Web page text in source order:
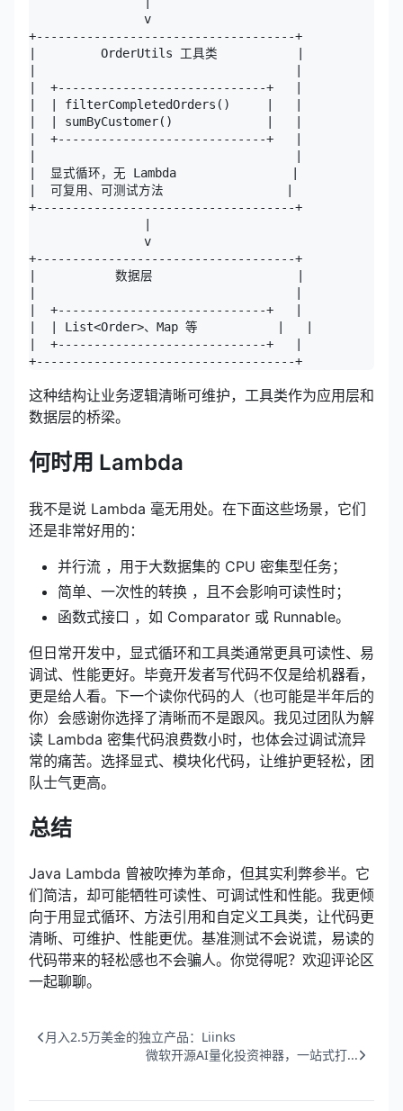
                v
+------------------------------------+
|         OrderUtils 工具类           |
|  +-----------------------------+   |
|  | filterCompletedOrders()     |   |
|  | sumByCustomer()             |   |
|  +-----------------------------+   |
|  显式循环，无 Lambda                |
|  可复用、可测试方法                 |
+------------------------------------+
                v
+------------------------------------+
|           数据层                    |
|  +-----------------------------+   |
|  | List<Order>、Map 等           |   |
|  +-----------------------------+   |
这种结构让业务逻辑清晰可维护，工具类作为应用层和
数据层的桥梁。
何时用 Lambda
我不是说 Lambda 毫无用处。在下面这些场景，它们
还是非常好用的：
并行流 ，用于大数据集的 CPU 密集型任务；
简单、一次性的转换 ，且不会影响可读性时；
函数式接口 ，如 Comparator 或 Runnable。
但日常开发中，显式循环和工具类通常更具可读性、易
调试、性能更好。毕竟开发者写代码不仅是给机器看，
更是给人看。下一个读你代码的人（也可能是半年后的
你）会感谢你选择了清晰而不是跟风。我见过团队为解
读 Lambda 密集代码浪费数小时，也体会过调试流异
常的痛苦。选择显式、模块化代码，让维护更轻松，团
队士气更高。
总结
Java Lambda 曾被吹捧为革命，但其实利弊参半。它
们简洁，却可能牺牲可读性、可调试性和性能。我更倾
向于用显式循环、方法引用和自定义工具类，让代码更
清晰、可维护、性能更优。基准测试不会说谎，易读的
代码带来的轻松感也不会骗人。你觉得呢？欢迎评论区
一起聊聊。
月入2.5万美金的独立产品：Liinks
微软开源AI量化投资神器，一站式打...